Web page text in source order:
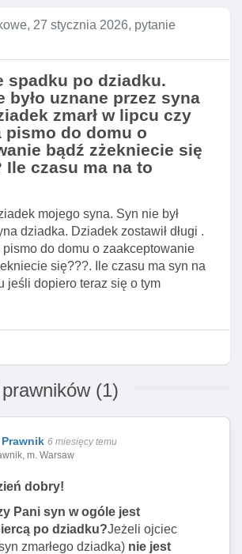
27 stycznia 2026, pytanie
spadku po dziadku.
było uznane przez syna
zmarł w lipcu czy
pismo do domu o
bądź zżekniecie się
Ile czasu ma na to
mojego syna. Syn nie był
dziadka. Dziadek zostawił długi .
pismo do domu o zaakceptowanie
się???. Ile czasu ma syn na
jeśli dopiero teraz się o tym
(1)
6 miesięcy temu
m. Warsaw
dobry!
Pani syn w ogóle jest
po dziadku?Jeżeli ojciec
zmarłego dziadka) nie jest